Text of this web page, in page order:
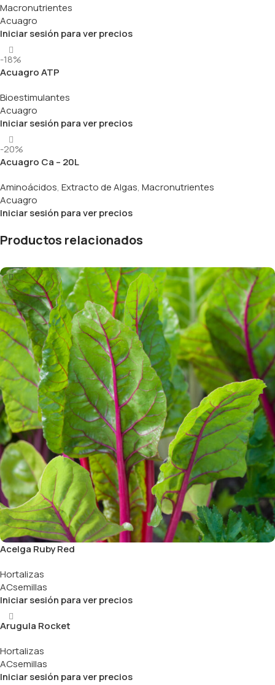
Macronutrientes
Acuagro
Iniciar sesión para ver precios
-18%
Acuagro ATP
Bioestimulantes
Acuagro
Iniciar sesión para ver precios
-20%
Acuagro Ca – 20L
Aminoácidos, Extracto de Algas, Macronutrientes
Acuagro
Iniciar sesión para ver precios
Productos relacionados
Acelga Ruby Red
Hortalizas
ACsemillas
Iniciar sesión para ver precios
Arugula Rocket
Hortalizas
ACsemillas
Iniciar sesión para ver precios